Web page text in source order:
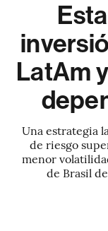
LatAm
Una estrategia
de riesgo
menor
de Brasil